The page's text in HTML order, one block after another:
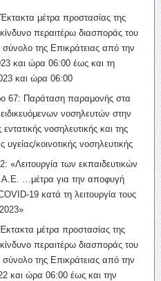
μέτρα προστασίας της
περαιτέρω διασποράς του
της Επικράτειας από την
και ώρα 06:00 έως και τη
και ώρα 06:00
67: Παράταση παραμονής στα
νοσηλευτών στην
νοσηλευτικής και της
υγείας/κοινοτικής νοσηλευτικής
των εκπαιδευτικών
…μέτρα για την αποφυγή
19 κατά τη λειτουργία τους
μέτρα προστασίας της
περαιτέρω διασποράς του
της Επικράτειας από την
και ώρα 06:00 έως και την